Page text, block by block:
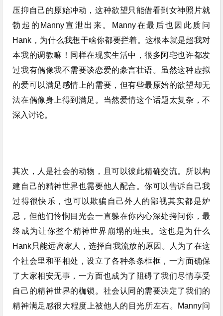
压抑自己的原始冲动，这种欲望只能借看到女神照片就
勃起的Manny宣泄出来。Manny在最后也因此质问
Hank，为什么我想干啥你都要拦着。这根本就是超我对
本我的调教嘛！同样在现实生活中，很多阿宅也许都发
过我有偶像我不需要谈恋爱的豪言壮语。虽然这种虚拟
的爱可以满足感情上的需要，但有些最原始的欲望却无
法在偶像身上得到满足。当然爱情这个话题太复杂，不
深入讨论。
其次，人是社会的动物，且可以彼此精确交流。所以构
建自己的精神世界也需要他人配合。你可以告诉自己我
过得很快乐，也可以欺骗自己外人的鄙视其实都是妒
忌，但他们怜悯目光会一直躲在你内心深处拷问你，最
终成为让你整个精神世界崩塌的蛀虫。这也是为什么
Hank只能远离家人，选择自我流放的原因。人为了在这
个社会里和平相处，设立了各种条条框框，一方面确保
了大家相安无事，一方面也成为了阻碍了我们尽情享受
自己的精神世界的枷锁。社会认同的需要决定了我们的
精神满足感很大程度上被他人的目光所左右。Manny问